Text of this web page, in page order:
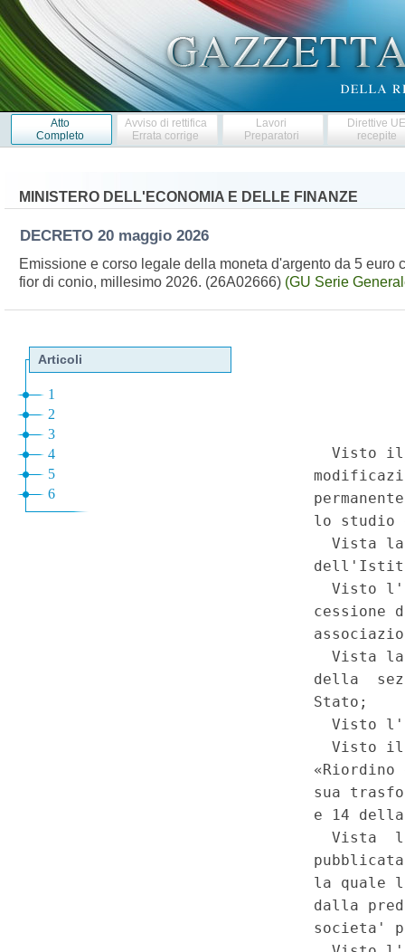
Atto
Completo
Avviso di rettifica
Errata corrige
Lavori
Preparatori
Direttive
recepite
MINISTERO DELL'ECONOMIA E DELLE FINANZE
DECRETO 20 maggio 2026
Emissione e corso legale della moneta d'argento da 5
fior di conio, millesimo 2026. (26A02666) (GU Serie